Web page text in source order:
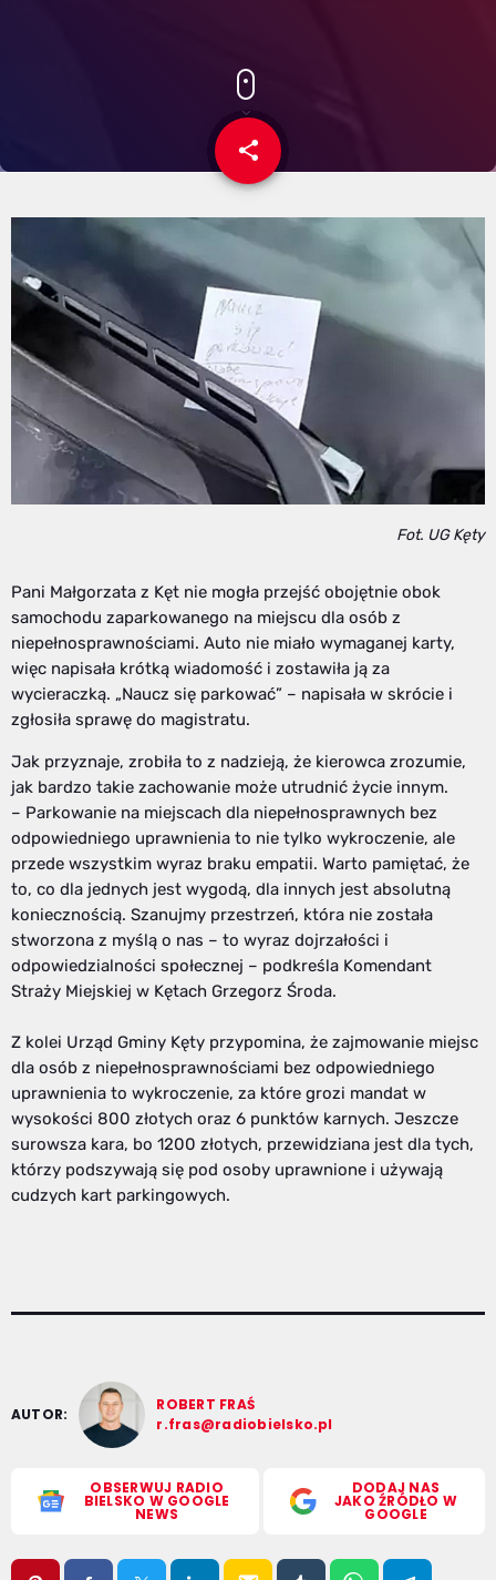
share
email
Fot. UG Kęty
Pani Małgorzata z Kęt nie mogła przejść obojętnie obok
samochodu zaparkowanego na miejscu dla osób z
niepełnosprawnościami. Auto nie miało wymaganej karty,
więc napisała krótką wiadomość i zostawiła ją za
wycieraczką. „Naucz się parkować” – napisała w skrócie i
zgłosiła sprawę do magistratu.
Jak przyznaje, zrobiła to z nadzieją, że kierowca zrozumie,
jak bardzo takie zachowanie może utrudnić życie innym.
– Parkowanie na miejscach dla niepełnosprawnych bez
odpowiedniego uprawnienia to nie tylko wykroczenie, ale
przede wszystkim wyraz braku empatii. Warto pamiętać, że
to, co dla jednych jest wygodą, dla innych jest absolutną
koniecznością. Szanujmy przestrzeń, która nie została
stworzona z myślą o nas – to wyraz dojrzałości i
odpowiedzialności społecznej – podkreśla Komendant
Straży Miejskiej w Kętach Grzegorz Środa.
Z kolei Urząd Gminy Kęty przypomina, że zajmowanie miejsc
dla osób z niepełnosprawnościami bez odpowiedniego
uprawnienia to wykroczenie, za które grozi mandat w
wysokości 800 złotych oraz 6 punktów karnych. Jeszcze
surowsza kara, bo 1200 złotych, przewidziana jest dla tych,
którzy podszywają się pod osoby uprawnione i używają
cudzych kart parkingowych.
AUTOR:
ROBERT FRAŚ
r.fras@radiobielsko.pl
OBSERWUJ RADIO
BIELSKO W GOOGLE
NEWS
DODAJ NAS
JAKO ŹRÓDŁO W
GOOGLE